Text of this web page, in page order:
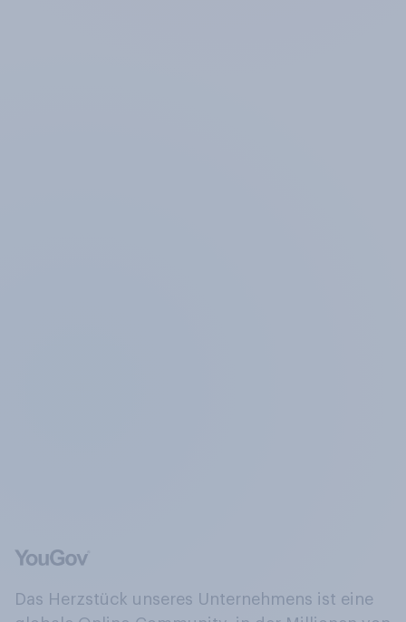
Das Herzstück unseres Unternehmens ist eine